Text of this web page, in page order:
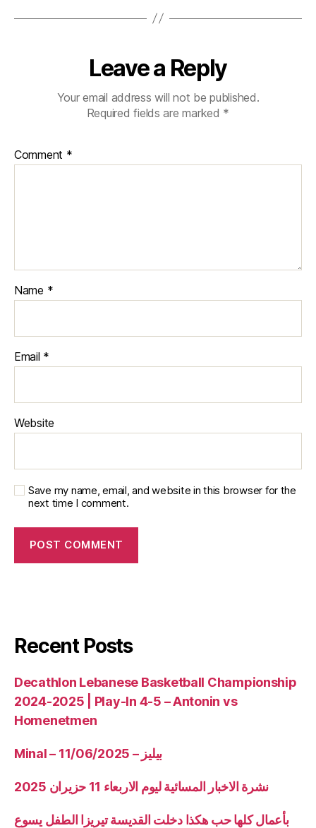
Leave a Reply
Your email address will not be published.
Required fields are marked *
Comment *
Name *
Email *
Website
Save my name, email, and website in this browser for the
next time I comment.
Recent Posts
Decathlon Lebanese Basketball Championship
2024-2025 | Play-In 4-5 – Antonin vs
Homenetmen
Minal – 11/06/2025 – بيليز
نشرة الاخبار المسائية ليوم الاربعاء 11 حزيران 2025
بأعمال كلها حب هكذا دخلت القديسة تيريزا الطفل يسوع